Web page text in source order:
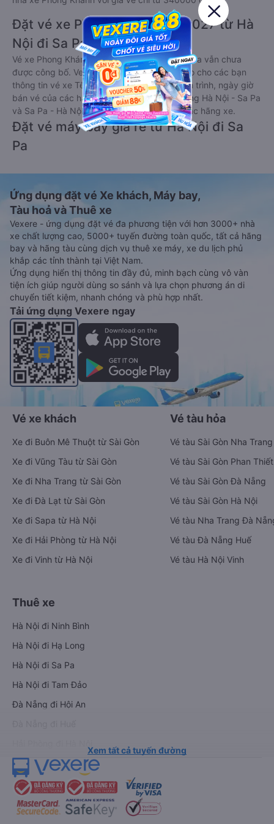
Đặt vé xe Phong Khánh Tết 2027 từ Hà
Nội đi Sa Pa
Vé xe Phong Khánh tết 2027 từ Hà Nội đi Sa Pa vẫn chưa
được công bố. Vexere.com sẽ sớm thông báo cho các bạn
thông tin vé xe Tết 2027 bao gồm giá vé, lịch trình, ngày giờ
bán vé của các hãng xe khách đi tuyến đường Hà Nội - Sa Pa
và Sa Pa - Hà Nội ngay khi có thông tin từ các hãng xe.
Đặt vé máy bay giá rẻ từ Hà Nội đi Sa
Pa
Ứng dụng đặt vé Xe khách, Máy bay,
Tàu hoả và Thuê xe
Vexere - ứng dụng đặt vé đa phương tiện với hơn 3000+ nhà
xe chất lượng cao, 5000+ tuyến đường toàn quốc, tất cả hãng
bay và hãng tàu cùng dịch vụ thuê xe máy, xe du lịch phủ
khắp các tỉnh thành tại Việt Nam.
Ứng dụng hiển thị thông tin đầy đủ, minh bạch cùng vô vàn
tiện ích giúp người dùng so sánh và lựa chọn phương án di
chuyển tiết kiệm, nhanh chóng và phù hợp nhất.
Tải ứng dụng Vexere ngay
Vé xe khách
Xe đi Buôn Mê Thuột từ Sài Gòn
Xe đi Vũng Tàu từ Sài Gòn
Xe đi Nha Trang từ Sài Gòn
Xe đi Đà Lạt từ Sài Gòn
Xe đi Sapa từ Hà Nội
Xe đi Hải Phòng từ Hà Nội
Xe đi Vinh từ Hà Nội
Vé tàu hỏa
Vé tàu Sài Gòn Nha Trang
Vé tàu Sài Gòn Phan Thiết
Vé tàu Sài Gòn Đà Nẵng
Vé tàu Sài Gòn Hà Nội
Vé tàu Nha Trang Đà
Vé tàu Đà Nẵng Huế
Vé tàu Hà Nội Vinh
Thuê xe
Hà Nội đi Ninh Bình
Hà Nội đi Hạ Long
Hà Nội đi Sa Pa
Hà Nội đi Tam Đảo
Đà Nẵng đi Hội An
Xem tất cả tuyến đường